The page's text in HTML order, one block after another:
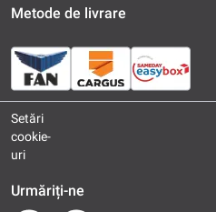
Metode de livrare
Setări
cookie-
uri
Urmăriți-ne